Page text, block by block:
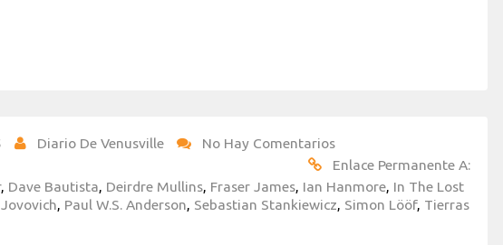
Diario De Venusville
No Hay Comentarios
Enlace Permanente A:
, Dave Bautista, Deirdre Mullins, Fraser James, Ian Hanmore, In The Lost
, Paul W.S. Anderson, Sebastian Stankiewicz, Simon Lööf, Tierras